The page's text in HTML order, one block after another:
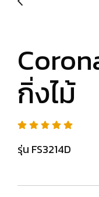
กิ่งไม้
รุ่น FS3214D